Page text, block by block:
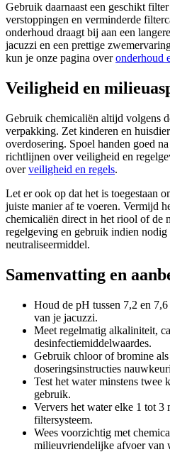
Gebruik daarnaast een geschikt
verstoppingen en verminderde
onderhoud draagt bij aan een
jacuzzi en een prettige
kun je onze pagina overonderhoud
Veiligheid en
Gebruik chemicaliën altijd volgens
verpakking. Zet kinderen en
overdosering. Spoel handen goed
richtlijnen over veiligheid en
overveiligheid en regels.
Let er ook op dat het is toegestaan
juiste manier af te voeren. Vermijd
chemicaliën direct in het riool of de
regelgeving en gebruik indien nodig
neutraliseermiddel.
Samenvatting en
Houd de pH tussen 7,2 en
van je jacuzzi.
Meet regelmatig alkaliniteit,
desinfectiemiddelwaardes.
Gebruik chloor of bromine
doseringsinstructies
Test het water minstens twee
gebruik.
Ververs het water elke 1 tot 3
filtersysteem.
Wees voorzichtig met
milieuvriendelijke afvoer van